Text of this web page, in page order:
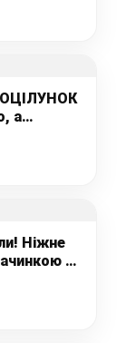
а
Ніжне
–